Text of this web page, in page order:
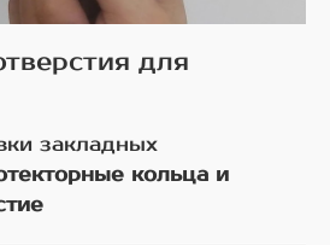
для
закладных
кольца и